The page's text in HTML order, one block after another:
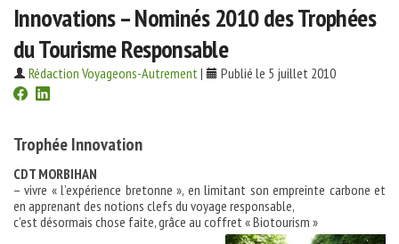
T. Responsable
Destinations
Acteurs
Innovations – Nominés 2010 des Trophées
du Tourisme Responsable
Rédaction Voyageons-Autrement| Publié le 5 juillet 2010
Trophée Innovation
CDT MORBIHAN
– vivre « l’expérience bretonne », en limitant son empreinte carbone et
en apprenant des notions clefs du voyage responsable,
c’est désormais chose faite, grâce au coffret « Biotourism »